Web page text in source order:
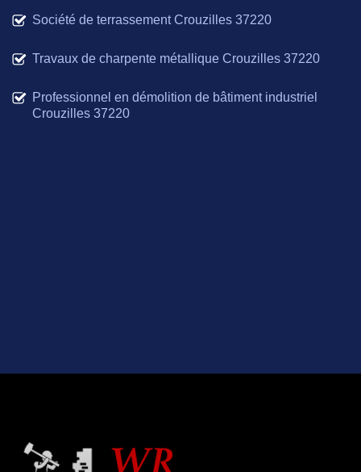
Société de terrassement Crouzilles 37220
Travaux de charpente métallique Crouzilles 37220
Professionnel en démolition de bâtiment industriel
Crouzilles 37220